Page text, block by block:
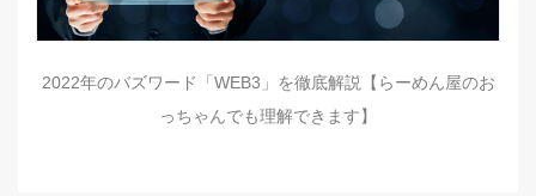
2022年のバズワード「WEB3」を徹底解説【らーめん屋のお
っちゃんでも理解できます】